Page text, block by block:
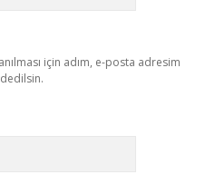
için adım, e-posta adresim